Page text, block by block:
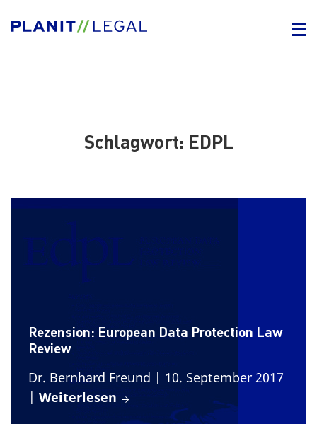
Schlagwort: EDPL
Rezension: European Data Protection Law
Review
Dr. Bernhard Freund | 10. September 2017
| Weiterlesen